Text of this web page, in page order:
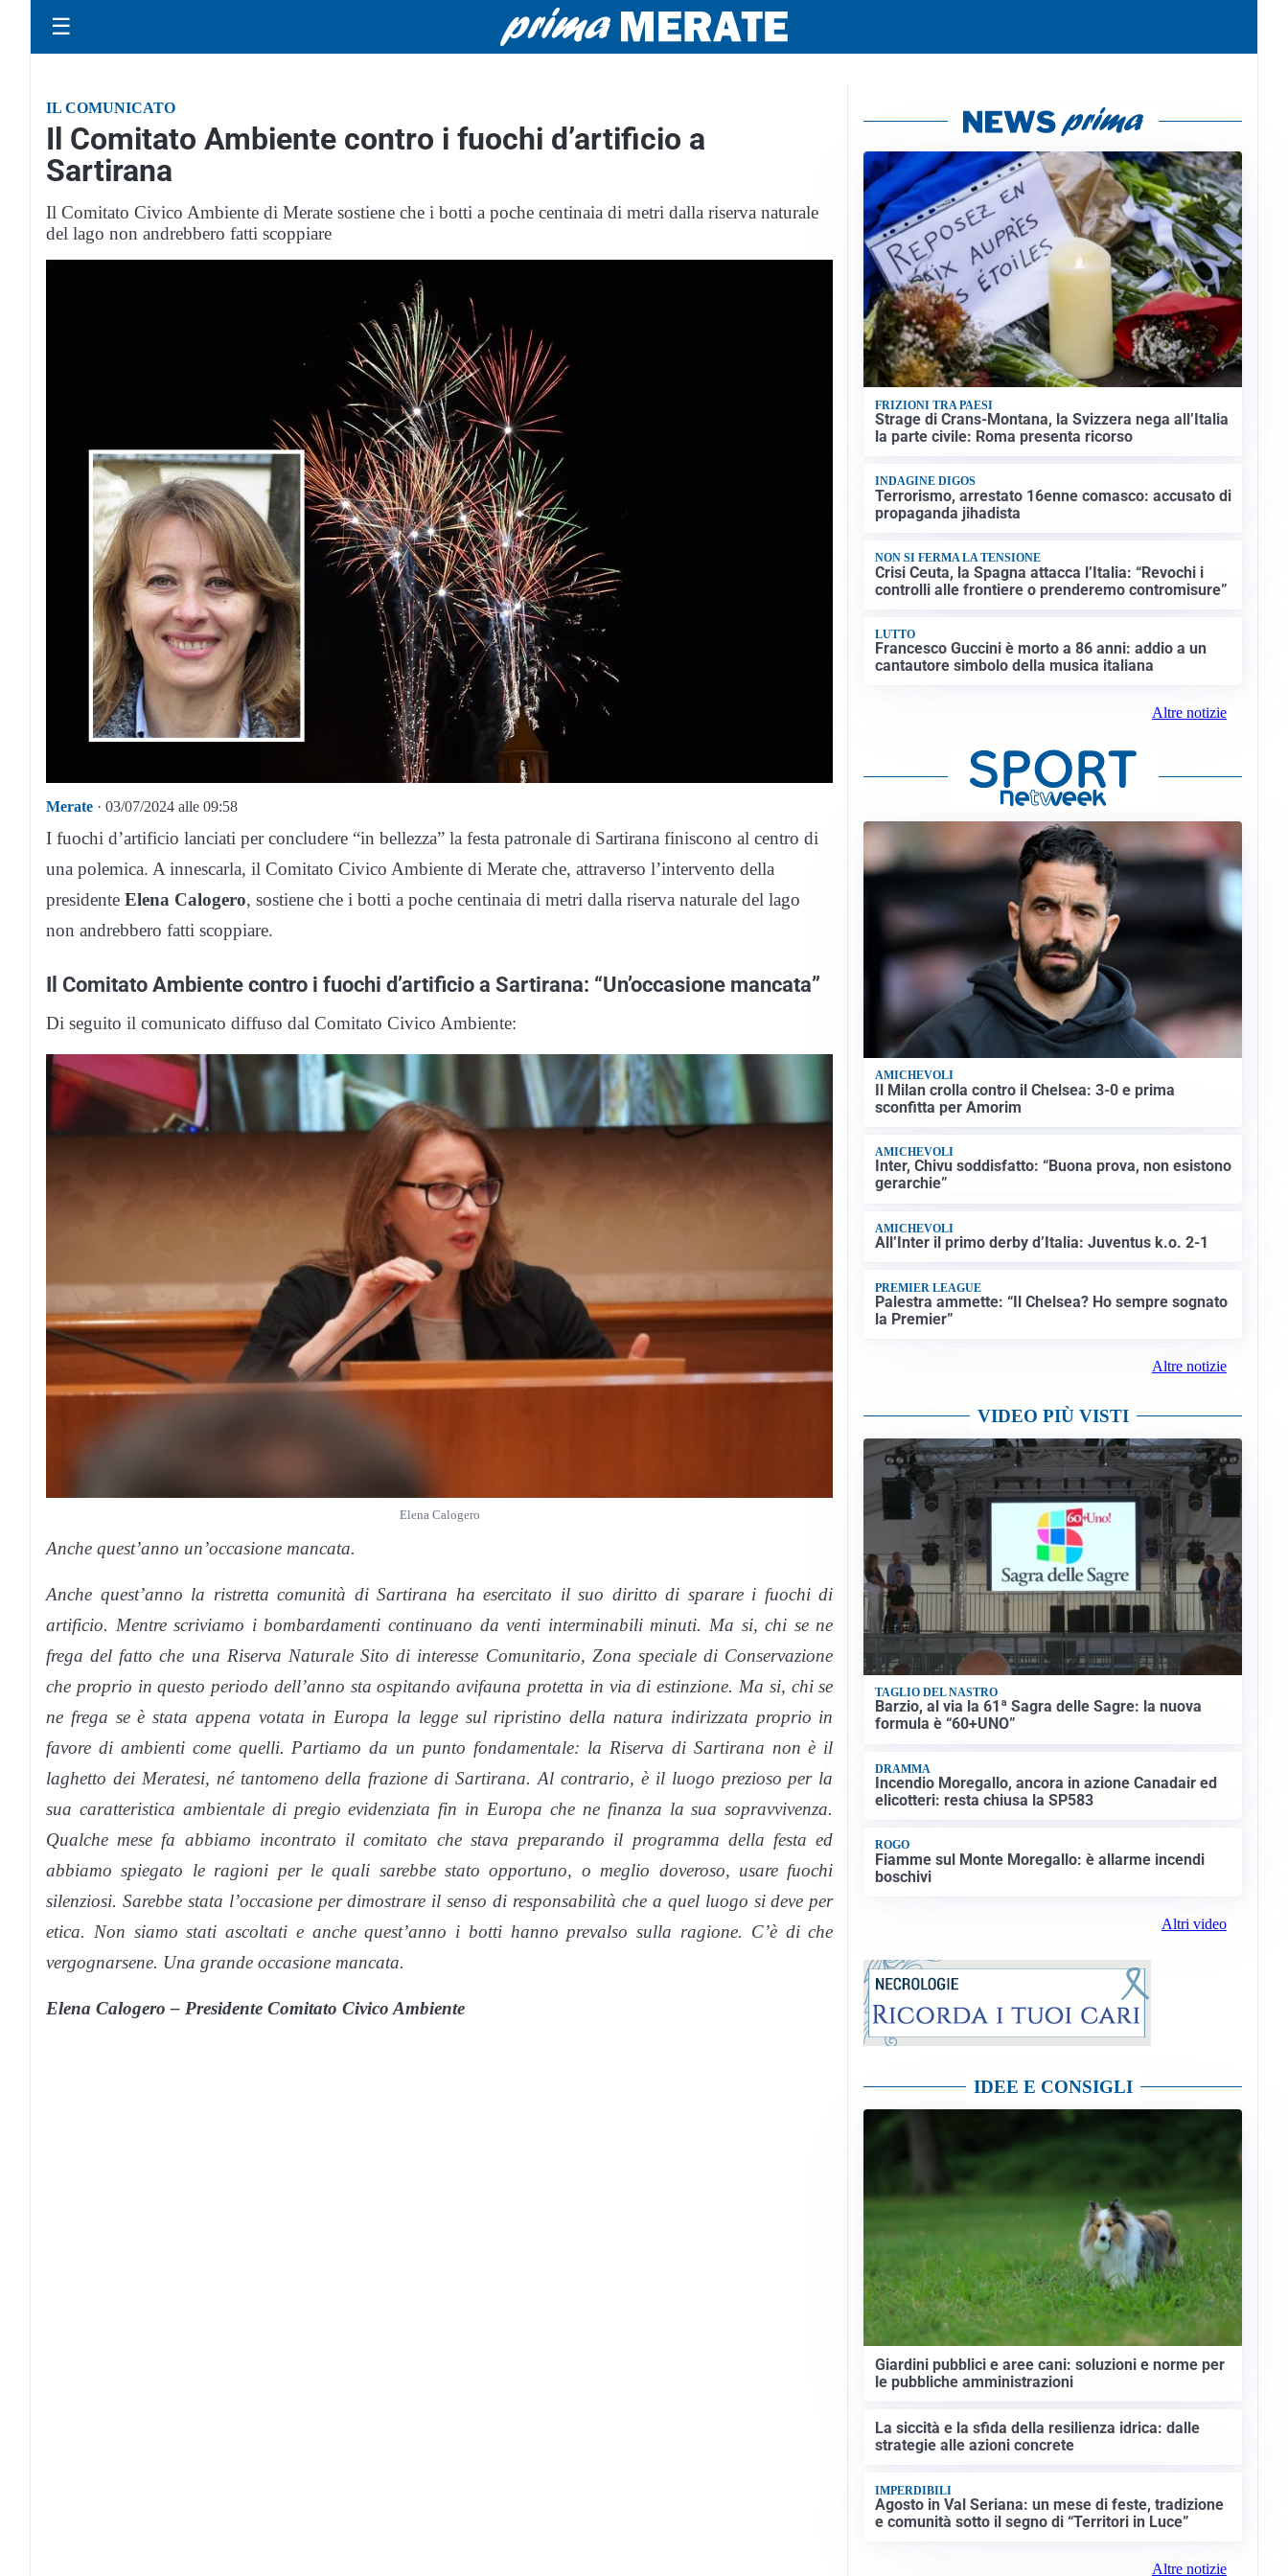
☰
IL COMUNICATO
Il Comitato Ambiente contro i fuochi d’artificio a
Sartirana
Il Comitato Civico Ambiente di Merate sostiene che i botti a poche centinaia di metri dalla riserva naturale
del lago non andrebbero fatti scoppiare
Merate · 03/07/2024 alle 09:58
I fuochi d’artificio lanciati per concludere “in bellezza” la festa patronale di Sartirana finiscono al centro di
una polemica. A innescarla, il Comitato Civico Ambiente di Merate che, attraverso l’intervento della
presidente Elena Calogero, sostiene che i botti a poche centinaia di metri dalla riserva naturale del lago
non andrebbero fatti scoppiare.
Il Comitato Ambiente contro i fuochi d’artificio a Sartirana: “Un’occasione mancata”
Di seguito il comunicato diffuso dal Comitato Civico Ambiente:
Elena Calogero
Anche quest’anno un’occasione mancata.
Anche quest’anno la ristretta comunità di Sartirana ha esercitato il suo diritto di sparare i fuochi di
artificio. Mentre scriviamo i bombardamenti continuano da venti interminabili minuti. Ma si, chi se ne
frega del fatto che una Riserva Naturale Sito di interesse Comunitario, Zona speciale di Conservazione
che proprio in questo periodo dell’anno sta ospitando avifauna protetta in via di estinzione. Ma si, chi se
ne frega se è stata appena votata in Europa la legge sul ripristino della natura indirizzata proprio in
favore di ambienti come quelli. Partiamo da un punto fondamentale: la Riserva di Sartirana non è il
laghetto dei Meratesi, né tantomeno della frazione di Sartirana. Al contrario, è il luogo prezioso per la
sua caratteristica ambientale di pregio evidenziata fin in Europa che ne finanza la sua sopravvivenza.
Qualche mese fa abbiamo incontrato il comitato che stava preparando il programma della festa ed
abbiamo spiegato le ragioni per le quali sarebbe stato opportuno, o meglio doveroso, usare fuochi
silenziosi. Sarebbe stata l’occasione per dimostrare il senso di responsabilità che a quel luogo si deve per
etica. Non siamo stati ascoltati e anche quest’anno i botti hanno prevalso sulla ragione. C’è di che
vergognarsene. Una grande occasione mancata.
Elena Calogero – Presidente Comitato Civico Ambiente
FRIZIONI TRA PAESI
Strage di Crans-Montana, la Svizzera nega all’Italia
la parte civile: Roma presenta ricorso
INDAGINE DIGOS
Terrorismo, arrestato 16enne comasco: accusato di
propaganda jihadista
NON SI FERMA LA TENSIONE
Crisi Ceuta, la Spagna attacca l’Italia: “Revochi i
controlli alle frontiere o prenderemo contromisure”
LUTTO
Francesco Guccini è morto a 86 anni: addio a un
cantautore simbolo della musica italiana
Altre notizie
AMICHEVOLI
Il Milan crolla contro il Chelsea: 3-0 e prima
sconfitta per Amorim
AMICHEVOLI
Inter, Chivu soddisfatto: “Buona prova, non esistono
gerarchie”
AMICHEVOLI
All’Inter il primo derby d’Italia: Juventus k.o. 2-1
PREMIER LEAGUE
Palestra ammette: “Il Chelsea? Ho sempre sognato
la Premier”
Altre notizie
VIDEO PIÙ VISTI
TAGLIO DEL NASTRO
Barzio, al via la 61ª Sagra delle Sagre: la nuova
formula è “60+UNO”
DRAMMA
Incendio Moregallo, ancora in azione Canadair ed
elicotteri: resta chiusa la SP583
ROGO
Fiamme sul Monte Moregallo: è allarme incendi
boschivi
Altri video
IDEE E CONSIGLI
Giardini pubblici e aree cani: soluzioni e norme per
le pubbliche amministrazioni
La siccità e la sfida della resilienza idrica: dalle
strategie alle azioni concrete
IMPERDIBILI
Agosto in Val Seriana: un mese di feste, tradizione
e comunità sotto il segno di “Territori in Luce”
Altre notizie